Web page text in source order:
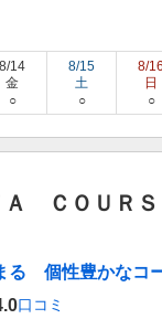
8/14
金
○
8/15
土
○
8/16
日
○
Ａ ＣＯＵＲＳ
る 個性豊かなコ
口コミ